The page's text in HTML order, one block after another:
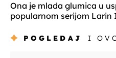
Ona je mlada glumica u
popularnom serijom Larin
POGLEDAJ I